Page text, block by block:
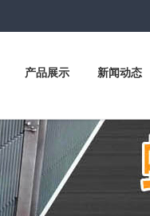
产品展示 新闻动态